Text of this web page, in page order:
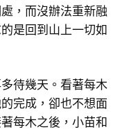
，而沒辦法重新融
是回到山上一切如
待幾天。看著每木
完成，卻也不想面
每木之後，小苗和